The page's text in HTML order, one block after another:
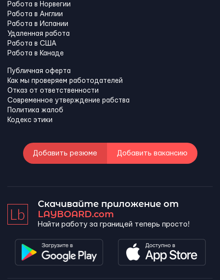
Работа в Норвегии
Работа в Англии
Работа в Испании
Удаленная работа
Работа в США
Работа в Канадe
Публичная оферта
Как мы проверяем работодателей
Отказ от ответственности
Современное утверждение рабства
Политика жалоб
Кодекс этики
Добавить резюме Добавить вакансию
Скачивайте приложение от
LAYBOARD.com
Найти работу за границей теперь просто!